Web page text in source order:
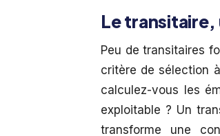
Le
Peu de transitaires
critère de sélection
calculez-vous les
exploitable ? Un
transforme une